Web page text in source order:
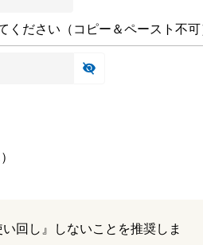
ださい（コピー＆ペースト不可
回し』しないことを推奨しま